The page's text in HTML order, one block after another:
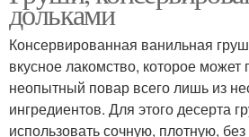
дольками
Консервированная ванильная
вкусное лакомство, которое может
неопытный повар всего лишь из
ингредиентов. Для этого десерта
использовать сочную, плотную,